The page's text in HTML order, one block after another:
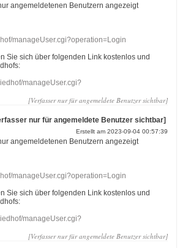
angemeldetenen Benutzern angezeigt
manageUser.cgi?operation=Login
Sie sich über folgenden Link kostenlos und
manageUser.cgi?
[Verfasser nur für angemeldete Benutzer sichtbar]
nur für angemeldete Benutzer sichtbar]
Erstellt am 2023-09-04 00:57:39
angemeldetenen Benutzern angezeigt
manageUser.cgi?operation=Login
Sie sich über folgenden Link kostenlos und
manageUser.cgi?
[Verfasser nur für angemeldete Benutzer sichtbar]